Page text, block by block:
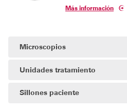
Más información
Microscopios
Unidades tratamiento
Sillones paciente